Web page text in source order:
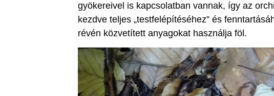
gyökereivel is kapcsolatban vannak, így az
kezdve teljes „testfelépítéséhez” és
révén közvetített anyagokat használja föl.